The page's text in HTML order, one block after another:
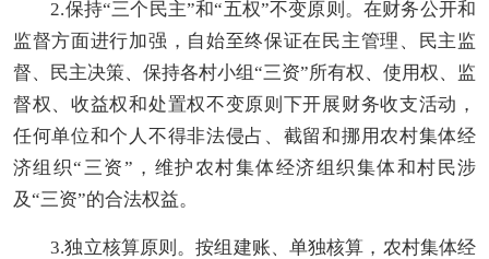
2.保持“三个民主”和“五权”不变原则。在财务公开和
监督方面进行加强，自始至终保证在民主管理、民主监
督、民主决策、保持各村小组“三资”所有权、使用权、监
督权、收益权和处置权不变原则下开展财务收支活动，
任何单位和个人不得非法侵占、截留和挪用农村集体经
济组织“三资”，维护农村集体经济组织集体和村民涉
及“三资”的合法权益。
3.独立核算原则。按组建账、单独核算， 农村集体经